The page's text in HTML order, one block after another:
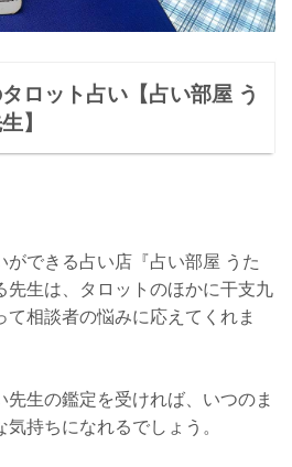
ロット占い【占い部屋 う
】
できる占い店『占い部屋 うた
先生は、タロットのほかに干支九
相談者の悩みに応えてくれま
生の鑑定を受ければ、いつのま
持ちになれるでしょう。